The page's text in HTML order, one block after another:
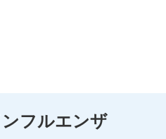
フルエンザ